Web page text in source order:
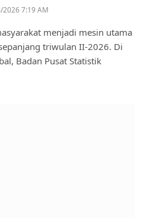
2026 7:19 AM
menjadi mesin utama
triwulan II-2026. Di
Badan Pusat Statistik